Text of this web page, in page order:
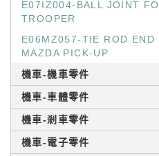
E07IZ004-BALL JOINT
TROOPER
E06MZ057-TIE ROD END
MAZDA PICK-UP
機車-機車零件
機車-車體零件
機車-剎車零件
機車-電子零件